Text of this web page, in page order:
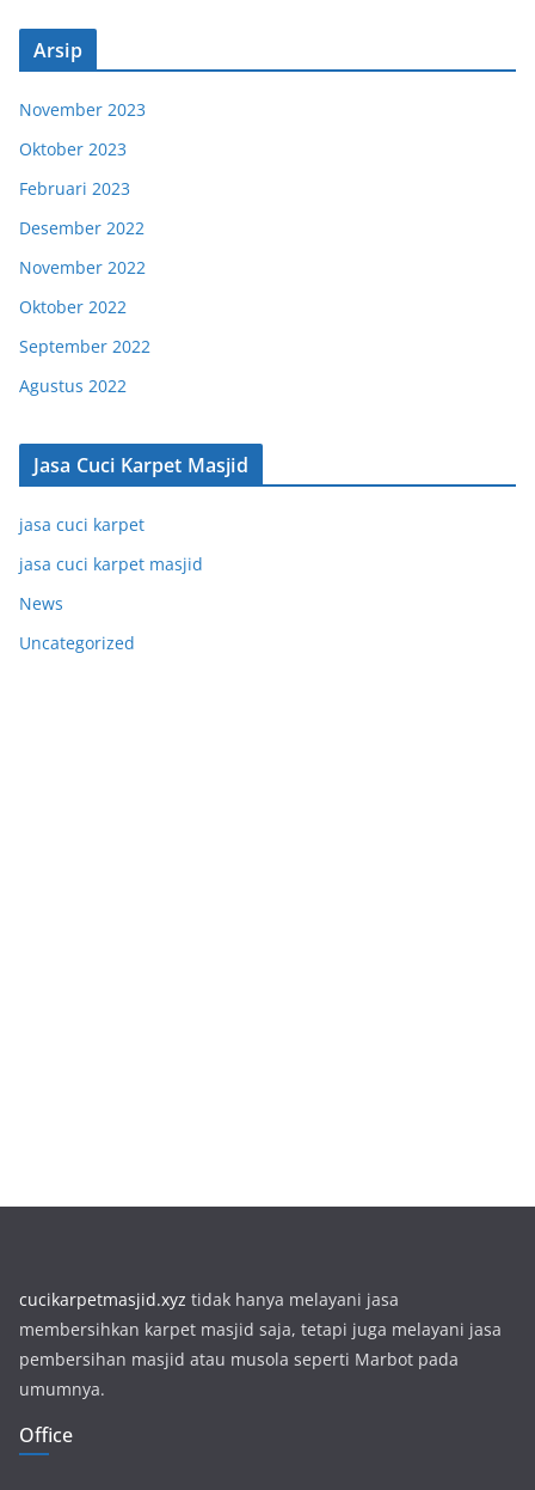
Arsip
November 2023
Oktober 2023
Februari 2023
Desember 2022
November 2022
Oktober 2022
September 2022
Agustus 2022
Jasa Cuci Karpet Masjid
jasa cuci karpet
jasa cuci karpet masjid
News
Uncategorized
cucikarpetmasjid.xyz tidak hanya melayani jasa
membersihkan karpet masjid saja, tetapi juga melayani jasa
pembersihan masjid atau musola seperti Marbot pada
umumnya.
Office